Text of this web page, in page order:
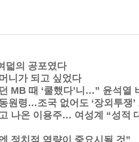
덟의 공포였다
니가 되고 싶었다
MB 때 ‘쿨했다’니…” 윤석열
원령…조국 없어도 ‘장외투쟁’
고 나온 이용주… 여성계 “성적
정치적 역량이 중요시될 것”